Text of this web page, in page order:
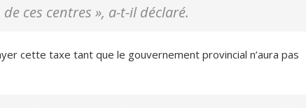
ces centres », a-t-il déclaré.
cette taxe tant que le gouvernement provincial n’aura pas